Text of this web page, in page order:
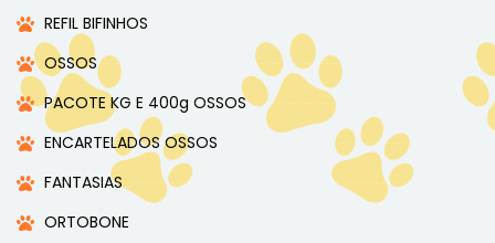
REFIL BIFINHOS
OSSOS
PACOTE KG E 400g OSSOS
ENCARTELADOS OSSOS
FANTASIAS
ORTOBONE